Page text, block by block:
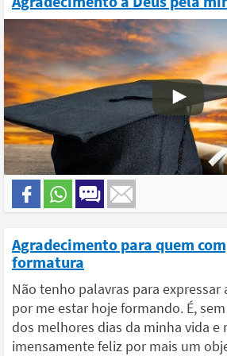
Agradecimento para quem
formatura
Não tenho palavras para expressar
por me estar hoje formando. É,
dos melhores dias da minha vida e
imensamente feliz por mais um